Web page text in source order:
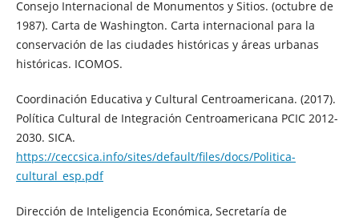
Consejo Internacional de Monumentos y Sitios. (octubre de
1987). Carta de Washington. Carta internacional para la
conservación de las ciudades históricas y áreas urbanas
históricas. ICOMOS.
Coordinación Educativa y Cultural Centroamericana. (2017).
Política Cultural de Integración Centroamericana PCIC 2012-
2030. SICA.
https://ceccsica.info/sites/default/files/docs/Politica-
cultural_esp.pdf
Dirección de Inteligencia Económica, Secretaría de